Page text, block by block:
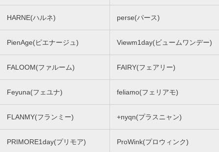
HARNE(ハルネ) perse(パース)
PienAge(ピエナージュ) Viewm1day(ビュームワンデー)
FALOOM(ファルーム) FAIRY(フェアリー)
Feyuna(フェユナ) feliamo(フェリアモ)
FLANMY(フランミー) +nyqn(プラスニャン)
PRIMORE1day(プリモア) ProWink(プロウィンク)